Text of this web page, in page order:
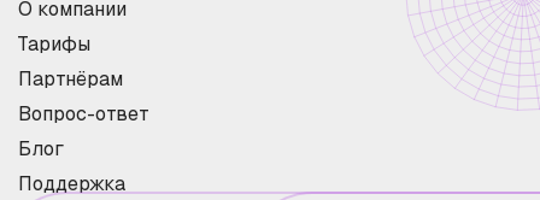
О компании
Тарифы
Партнёрам
Вопрос-ответ
Блог
Поддержка